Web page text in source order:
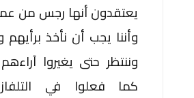
يعتقدون أنها رجس من
وأننا يجب أن نأخذ
وننتظر حتى يغيروا
كما فعلوا في